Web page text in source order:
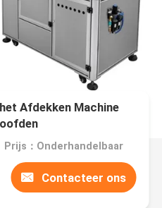
Afdekken Machine
Prijs：Onderhandelbaar
Contacteer ons